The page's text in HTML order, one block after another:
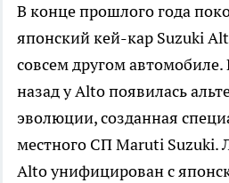
В конце прошлого года
японский кей-кар Suzuki
совсем другом автомобиле.
назад у Alto появилась
эволюции, созданная
местного СП Maruti Suzuki.
Alto унифицирован с